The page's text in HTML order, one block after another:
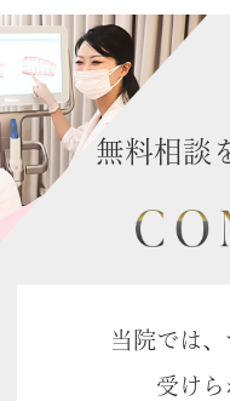
無料相談
当院では
受けら